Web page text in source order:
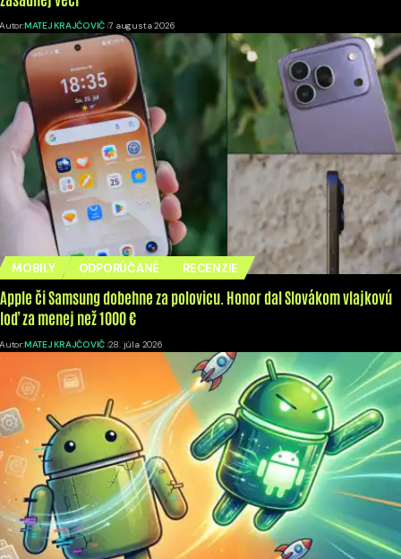
Autor:MATEJ KRAJČOVIČ 7. augusta 2026
MOBILY ODPORÚČANÉ RECENZIE
Apple či Samsung dobehne za polovicu. Honor dal Slovákom vlajkovú
loď za menej než 1000 €
Autor:MATEJ KRAJČOVIČ 28. júla 2026